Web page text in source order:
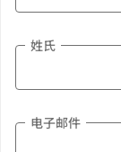
姓氏
电子邮件